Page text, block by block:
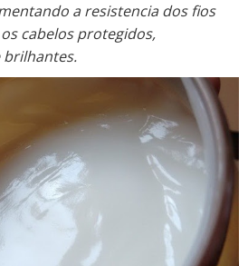
a resistencia dos fios
cabelos protegidos,
brilhantes.